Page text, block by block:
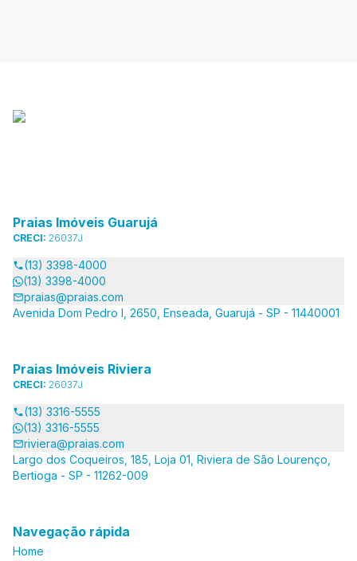
Praias Imóveis Guarujá
CRECI: 26037J
(13) 3398-4000
(13) 3398-4000
praias@praias.com
Avenida Dom Pedro I, 2650, Enseada, Guarujá - SP - 11440001
Praias Imóveis Riviera
CRECI: 26037J
(13) 3316-5555
(13) 3316-5555
riviera@praias.com
Largo dos Coqueiros, 185, Loja 01, Riviera de São Lourenço,
Bertioga - SP - 11262-009
Navegação rápida
Home